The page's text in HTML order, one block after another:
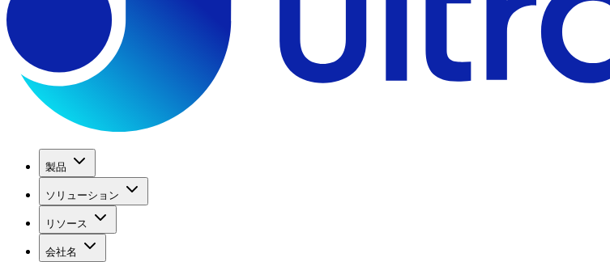
製品
ソリューション
リソース
会社名